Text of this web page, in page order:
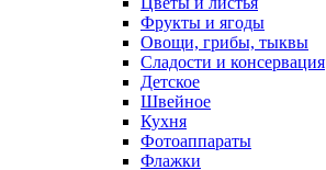
Фрукты и ягоды
Овощи, грибы, тыквы
Сладости и консервация
Детское
Швейное
Кухня
Фотоаппараты
Флажки